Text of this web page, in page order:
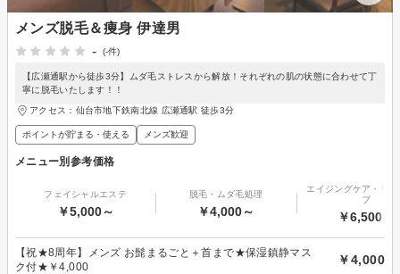
メンズ脱毛＆痩身 伊達男
-
(-件)
【広瀬通駅から徒歩3分】ムダ毛ストレスから解放！それぞれの肌の状態に合わせて丁
寧に脱毛いたします！！
アクセス：仙台市地下鉄南北線 広瀬通駅 徒歩3分
ポイントが貯まる・使える メンズ歓迎
メニュー別参考価格
フェイシャルエステ
￥5,000～
脱毛・ムダ毛処理
￥4,000～
エイジングケア・リ
プ
￥6,500～
【祝★8周年】メンズ お髭まるごと＋首まで★保湿鎮静マス
ク付★￥4,000
￥4,000